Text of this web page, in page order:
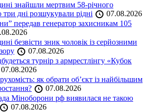
знайшли мертвим 58-річного
три дні розшукували рідні
07.08.2026
передав генератор захисникам 105
безвісти зник чоловік із серйозними
07.08.2026
турнір з армрестлінгу «Кубок
07.08.2026
як обрати об’єкт із найбільшим
07.08.2026
Міноборони рф виявилася не такою
07.08.2026